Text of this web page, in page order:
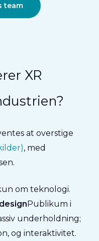
team
XR
at overstige
, med
om teknologi.
Publikum i
underholdning;
, og interaktivitet.